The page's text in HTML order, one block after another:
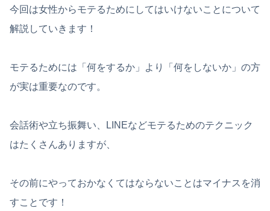
今回は女性からモテるためにしてはいけないことについて
解説していきます！
モテるためには「何をするか」より「何をしないか」の方
が実は重要なのです。
会話術や立ち振舞い、LINEなどモテるためのテクニック
はたくさんありますが、
その前にやっておかなくてはならないことはマイナスを消
すことです！